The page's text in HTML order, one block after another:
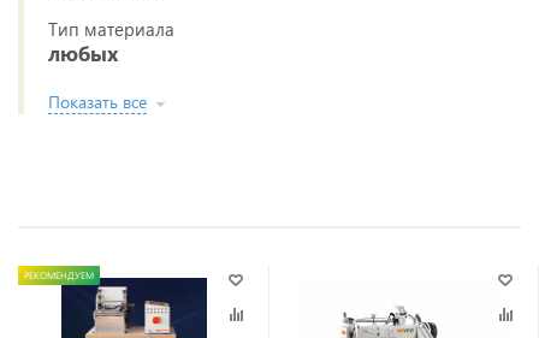
Тип материала
любых
Показать все
РЕКОМЕНДУЕМ